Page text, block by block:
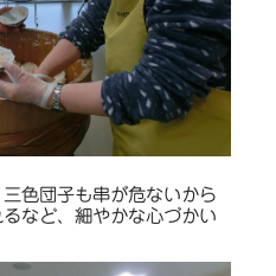
色団子も串が危ないから
など、細やかな心づかい